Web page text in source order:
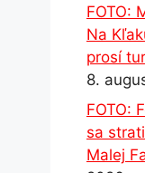
FOTO:
Na
prosí
8.
FOTO:
sa
Malej